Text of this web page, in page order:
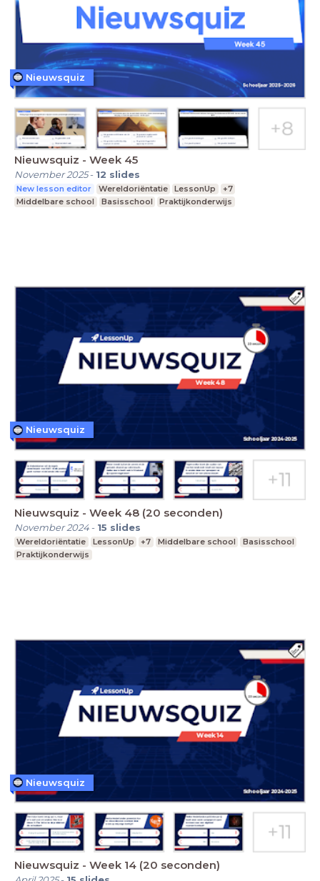
Nieuwsquiz - Week 45
November 2025- 12 slides
New lesson editor Wereldoriëntatie LessonUp
+7
Middelbare school
Basisschool Praktijkonderwijs
Nieuwsquiz
Nieuwsquiz - Week 48 (20 seconden)
November 2024- 15 slides
Wereldoriëntatie LessonUp +7 Middelbare school
Basisschool
Praktijkonderwijs
Nieuwsquiz
Nieuwsquiz - Week 14 (20 seconden)
Nieuwsquiz